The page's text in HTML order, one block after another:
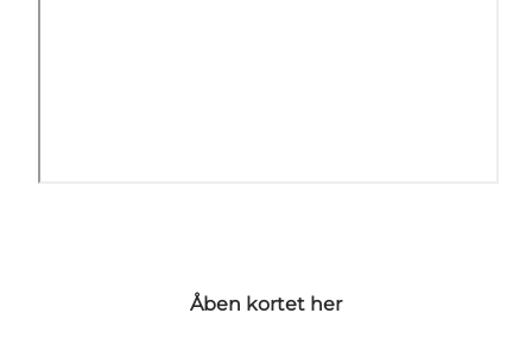
Åben kortet her